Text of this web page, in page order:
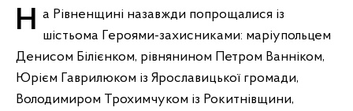
На Рівненщині назавжди попрощалися із шістьома Героями-захисниками: маріупольцем
Денисом Білієнком, рівнянином Петром Ванніком,
Юрієм Гаврилюком із Ярославицької громади,
Володимиром Трохимчуком із Рокитнівщини,